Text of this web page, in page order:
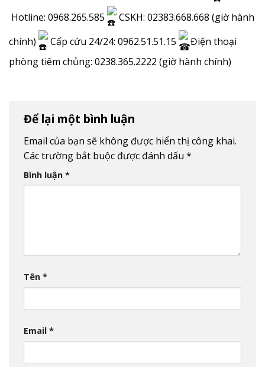
Hotline: 0968.265.585
CSKH: 02383.668.668 (giờ hành
chính)
Cấp cứu 24/24: 0962.51.51.15
Điện thoại
phòng tiêm chủng: 0238.365.2222 (giờ hành chính)
Để lại một bình luận
Email của bạn sẽ không được hiển thị công khai.
Các trường bắt buộc được đánh dấu *
Bình luận *
Tên *
Email *